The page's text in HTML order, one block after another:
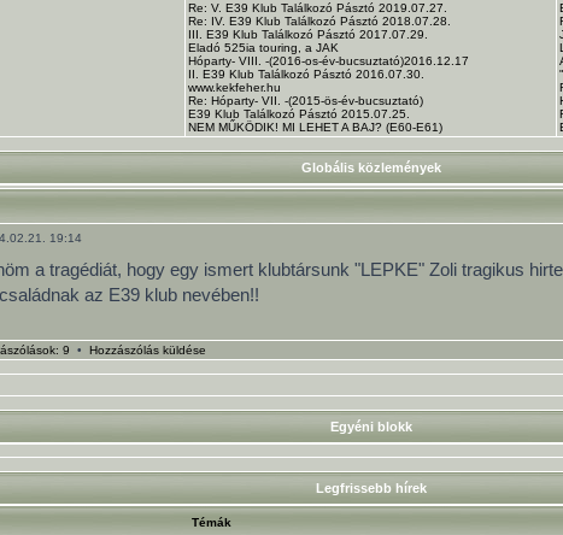
Re: V. E39 Klub Találkozó Pásztó 2019.07.27.
Re: IV. E39 Klub Találkozó Pásztó 2018.07.28.
III. E39 Klub Találkozó Pásztó 2017.07.29.
Eladó 525ia touring, a JAK
Hóparty- VIII. -(2016-os-év-bucsuztató)2016.12.17
II. E39 Klub Találkozó Pásztó 2016.07.30.
www.kekfeher.hu
Re: Hóparty- VII. -(2015-ös-év-bucsuztató)
E39 Klub Találkozó Pásztó 2015.07.25.
NEM MŰKÖDIK! MI LEHET A BAJ? (E60-E61)
Globális közlemények
19:14
a tragédiát, hogy egy ismert klubtársunk "LEPKE" Zoli tragikus
az E39 klub nevében!!
9 • Hozzászólás küldése
Egyéni blokk
Legfrissebb hírek
Témák